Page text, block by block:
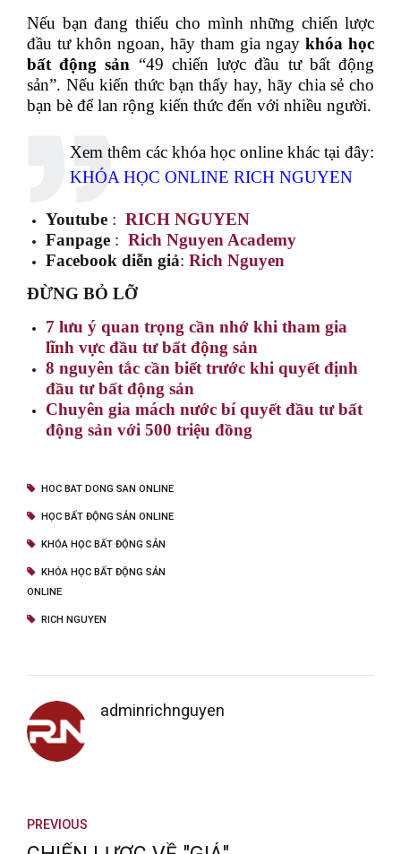
Nếu bạn đang thiếu cho mình những chiến lược
đầu tư khôn ngoan, hãy tham gia ngay khóa học
bất động sản “49 chiến lược đầu tư bất động
sản”. Nếu kiến thức bạn thấy hay, hãy chia sẻ cho
bạn bè để lan rộng kiến thức đến với nhiều người.
Xem thêm các khóa học online khác tại đây:
KHÓA HỌC ONLINE RICH NGUYEN
Youtube : RICH NGUYEN
Fanpage : Rich Nguyen Academy
Facebook diễn giả: Rich Nguyen
ĐỪNG BỎ LỠ
7 lưu ý quan trọng cần nhớ khi tham gia
lĩnh vực đầu tư bất động sản
8 nguyên tắc cần biết trước khi quyết định
đầu tư bất động sản
Chuyên gia mách nước bí quyết đầu tư bất
động sản với 500 triệu đồng
HOC BAT DONG SAN ONLINE
HỌC BẤT ĐỘNG SẢN ONLINE
KHÓA HỌC BẤT ĐỘNG SẢN
KHÓA HỌC BẤT ĐỘNG SẢN
ONLINE
RICH NGUYEN
adminrichnguyen
PREVIOUS